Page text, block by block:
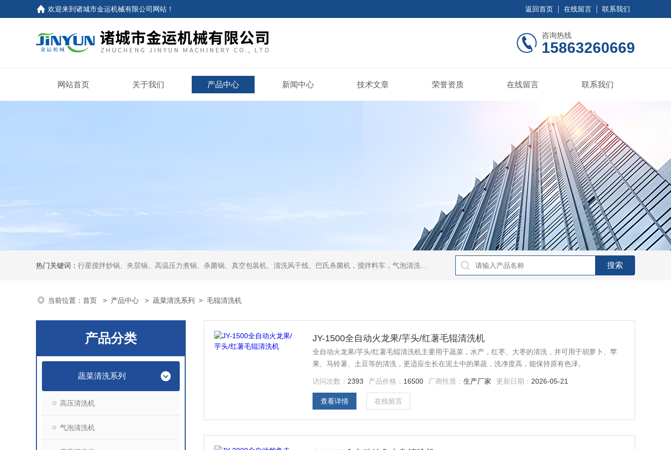
欢迎来到诸城市金运机械有限公司网站 ！ 返回首页 在线留言 联系我们
咨询热线
15863260669
网站首页 关于我们 产品中心 新闻中心 技术文章 荣誉资质 在线留言 联系我们
热门关键词： 行星搅拌炒锅、夹层锅、高温压力煮锅、杀菌锅、真空包装机、清洗风干线、巴氏杀菌机，搅拌料车，气泡清洗机，翻转风干机
当前位置： 首页 > 产品中心 > 蔬菜清洗系列 > 毛辊清洗机
产品分类
蔬菜清洗系列
高压清洗机
气泡清洗机
JY-1500全自动火龙果/芋头/红薯毛辊清洗机
全自动火龙果/芋头/红薯毛辊清洗机主要用于蔬菜，水产，红枣、大枣的清洗，并可用于胡萝卜、苹
果、马铃薯、土豆等的清洗，更适应生长在泥土中的果蔬，洗净度高，能保持原有色泽。
访问次数： 2393 产品价格： 16500 厂商性质：生产厂家 更新日期： 2026-05-21
查看详情 在线留言